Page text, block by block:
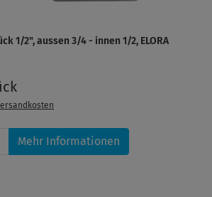
1/2", aussen 3/4 - innen 1/2, ELORA
Mehr Informationen